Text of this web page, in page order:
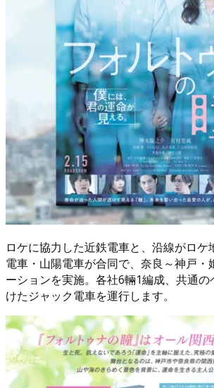
ロケに協力した近鉄電車と、沿線がロケ
電車・山陽電車が合同で、奈良～神戸・
ーションを実施。各社6輛1編成、共通
けたジャック電車を運行します。